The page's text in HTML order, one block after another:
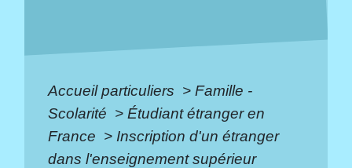
Accueil particuliers > Famille -
Scolarité > Étudiant étranger en
France > Inscription d'un étranger
dans l'enseignement supérieur